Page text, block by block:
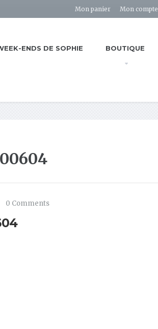
Mon panier Mon compte
ENDS DE SOPHIE BOUTIQUE
0 Comments